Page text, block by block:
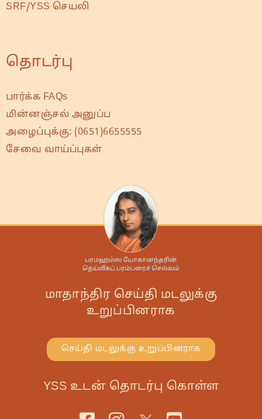
SRF/YSS செயலி
தொடர்பு
பார்க்க FAQs
மின்னஞ்சல் அனுப்ப
அழைப்புக்கு: (0651)6655555
சேவை வாய்ப்புகள்
மாதாந்திர செய்தி மடலுக்கு
உறுப்பினராக
செய்தி மடலுக்கு உறுப்பினராக
YSS உடன் தொடர்பு கொள்ள